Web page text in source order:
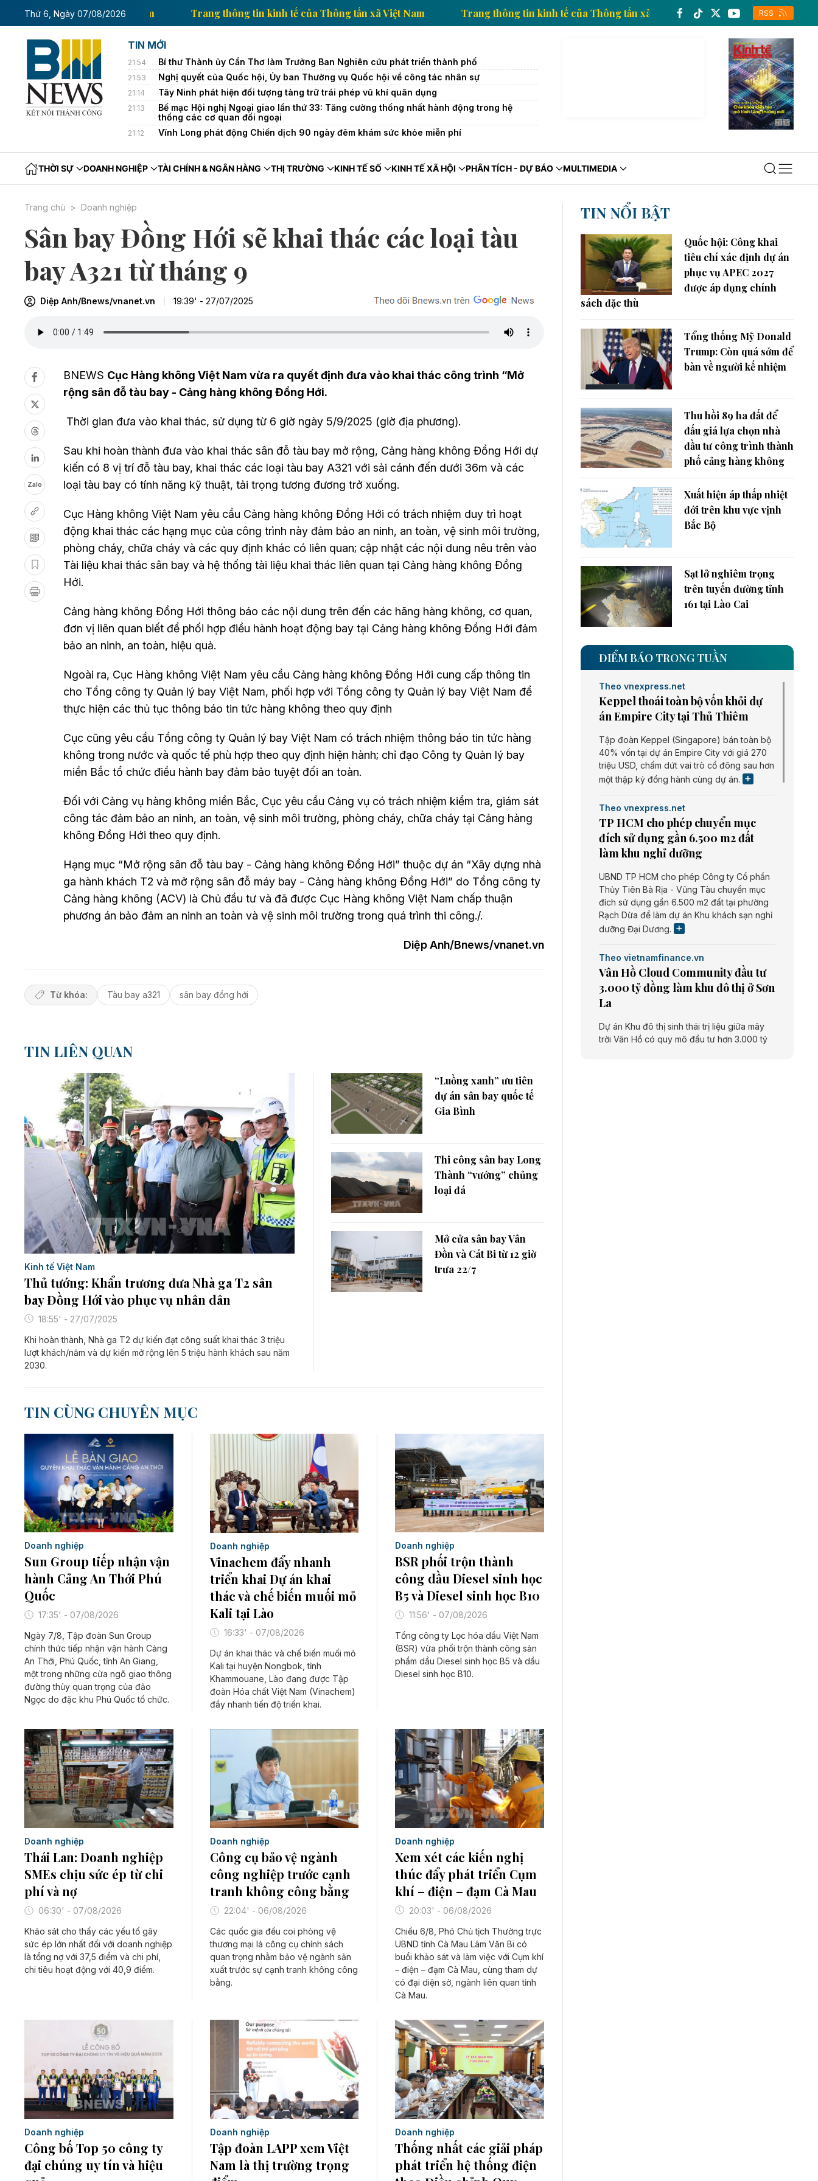
Thứ 6, Ngày 07/08/2026
tin kinh tế của Thông tấn xã Việt Nam Trang thông tin kinh tế của Thông tấn xã Việt Nam Trang thông tin kinh tế của Thông tấn xã Việt Nam Trang
RSS
TIN MỚI
21:54 Bí thư Thành ủy Cần Thơ làm Trưởng Ban Nghiên cứu phát triển thành phố
21:53 Nghị quyết của Quốc hội, Ủy ban Thường vụ Quốc hội về công tác nhân sự
21:14 Tây Ninh phát hiện đối tượng tàng trữ trái phép vũ khí quân dụng
21:13
Bế mạc Hội nghị Ngoại giao lần thứ 33: Tăng cường thống nhất hành động trong hệ
thống các cơ quan đối ngoại
21:12 Vĩnh Long phát động Chiến dịch 90 ngày đêm khám sức khỏe miễn phí
THỜI SỰ DOANH NGHIỆP TÀI CHÍNH & NGÂN HÀNG THỊ TRƯỜNG KINH TẾ SỐ KINH TẾ XÃ HỘI PHÂN TÍCH - DỰ BÁO MULTIMEDIA
Trang chủ Doanh nghiệp
Sân bay Đồng Hới sẽ khai thác các loại tàu
bay A321 từ tháng 9
Diệp Anh/Bnews/vnanet.vn 19:39' - 27/07/2025
Zalo
BNEWS Cục Hàng không Việt Nam vừa ra quyết định đưa vào khai thác công trình “Mở
rộng sân đỗ tàu bay - Cảng hàng không Đồng Hới.
Thời gian đưa vào khai thác, sử dụng từ 6 giờ ngày 5/9/2025 (giờ địa phương).
Sau khi hoàn thành đưa vào khai thác sân đỗ tàu bay mở rộng, Cảng hàng không Đồng Hới dự
kiến có 8 vị trí đỗ tàu bay, khai thác các loại tàu bay A321 với sải cánh đến dưới 36m và các
loại tàu bay có tính năng kỹ thuật, tải trọng tương đương trở xuống.
Cục Hàng không Việt Nam yêu cầu Cảng hàng không Đồng Hới có trách nhiệm duy trì hoạt
động khai thác các hạng mục của công trình này đảm bảo an ninh, an toàn, vệ sinh môi trường,
phòng cháy, chữa cháy và các quy định khác có liên quan; cập nhật các nội dung nêu trên vào
Tài liệu khai thác sân bay và hệ thống tài liệu khai thác liên quan tại Cảng hàng không Đồng
Hới.
Cảng hàng không Đồng Hới thông báo các nội dung trên đến các hãng hàng không, cơ quan,
đơn vị liên quan biết để phối hợp điều hành hoạt động bay tại Cảng hàng không Đồng Hới đảm
bảo an ninh, an toàn, hiệu quả.
Ngoài ra, Cục Hàng không Việt Nam yêu cầu Cảng hàng không Đồng Hới cung cấp thông tin
cho Tổng công ty Quản lý bay Việt Nam, phối hợp với Tổng công ty Quản lý bay Việt Nam để
thực hiện các thủ tục thông báo tin tức hàng không theo quy định
Cục cũng yêu cầu Tổng công ty Quản lý bay Việt Nam có trách nhiệm thông báo tin tức hàng
không trong nước và quốc tế phù hợp theo quy định hiện hành; chỉ đạo Công ty Quản lý bay
miền Bắc tổ chức điều hành bay đảm bảo tuyệt đối an toàn.
Đối với Cảng vụ hàng không miền Bắc, Cục yêu cầu Cảng vụ có trách nhiệm kiểm tra, giám sát
công tác đảm bảo an ninh, an toàn, vệ sinh môi trường, phòng cháy, chữa cháy tại Cảng hàng
không Đồng Hới theo quy định.
Hạng mục “Mở rộng sân đỗ tàu bay - Cảng hàng không Đồng Hới” thuộc dự án “Xây dựng nhà
ga hành khách T2 và mở rộng sân đỗ máy bay - Cảng hàng không Đồng Hới” do Tổng công ty
Cảng hàng không (ACV) là Chủ đầu tư và đã được Cục Hàng không Việt Nam chấp thuận
phương án bảo đảm an ninh an toàn và vệ sinh môi trường trong quá trình thi công./.
Diệp Anh/Bnews/vnanet.vn
Từ khóa: Tàu bay a321 sân bay đồng hới
TIN LIÊN QUAN
Kinh tế Việt Nam
Thủ tướng: Khẩn trương đưa Nhà ga T2 sân
bay Đồng Hới vào phục vụ nhân dân
18:55' - 27/07/2025
Khi hoàn thành, Nhà ga T2 dự kiến đạt công suất khai thác 3 triệu
lượt khách/năm và dự kiến mở rộng lên 5 triệu hành khách sau năm
2030.
“Luồng xanh” ưu tiên
dự án sân bay quốc tế
Gia Bình
Thi công sân bay Long
Thành “vướng” chủng
loại đá
Mở cửa sân bay Vân
Đồn và Cát Bi từ 12 giờ
trưa 22/7
TIN CÙNG CHUYÊN MỤC
Doanh nghiệp
Sun Group tiếp nhận vận
hành Cảng An Thới Phú
Quốc
17:35' - 07/08/2026
Ngày 7/8, Tập đoàn Sun Group
chính thức tiếp nhận vận hành Cảng
An Thới, Phú Quốc, tỉnh An Giang,
một trong những cửa ngõ giao thông
đường thủy quan trọng của đảo
Ngọc do đặc khu Phú Quốc tổ chức.
Doanh nghiệp
Vinachem đẩy nhanh
triển khai Dự án khai
thác và chế biến muối mỏ
Kali tại Lào
16:33' - 07/08/2026
Dự án khai thác và chế biến muối mỏ
Kali tại huyện Nongbok, tỉnh
Khammouane, Lào đang được Tập
đoàn Hóa chất Việt Nam (Vinachem)
đẩy nhanh tiến độ triển khai.
Doanh nghiệp
BSR phối trộn thành
công dầu Diesel sinh học
B5 và Diesel sinh học B10
11:56' - 07/08/2026
Tổng công ty Lọc hóa dầu Việt Nam
(BSR) vừa phối trộn thành công sản
phẩm dầu Diesel sinh học B5 và dầu
Diesel sinh học B10.
Doanh nghiệp
Thái Lan: Doanh nghiệp
SMEs chịu sức ép từ chi
phí và nợ
06:30' - 07/08/2026
Khảo sát cho thấy các yếu tố gây
sức ép lớn nhất đối với doanh nghiệp
là tổng nợ với 37,5 điểm và chi phí,
chi tiêu hoạt động với 40,9 điểm.
Doanh nghiệp
Công cụ bảo vệ ngành
công nghiệp trước cạnh
tranh không công bằng
22:04' - 06/08/2026
Các quốc gia đều coi phòng vệ
thương mại là công cụ chính sách
quan trọng nhằm bảo vệ ngành sản
xuất trước sự cạnh tranh không công
bằng.
Doanh nghiệp
Xem xét các kiến nghị
thúc đẩy phát triển Cụm
khí – điện – đạm Cà Mau
20:03' - 06/08/2026
Chiều 6/8, Phó Chủ tịch Thường trực
UBND tỉnh Cà Mau Lâm Văn Bi có
buổi khảo sát và làm việc với Cụm khí
– điện – đạm Cà Mau, cùng tham dự
có đại diện sở, ngành liên quan tỉnh
Cà Mau.
Doanh nghiệp
Công bố Top 50 công ty
đại chúng uy tín và hiệu
Doanh nghiệp
Tập đoàn LAPP xem Việt
Nam là thị trường trọng
Doanh nghiệp
Thống nhất các giải pháp
phát triển hệ thống điện
TIN NỔI BẬT
Quốc hội: Công khai
tiêu chí xác định dự án
phục vụ APEC 2027
được áp dụng chính
sách đặc thù
Tổng thống Mỹ Donald
Trump: Còn quá sớm để
bàn về người kế nhiệm
Thu hồi 89 ha đất để
đấu giá lựa chọn nhà
đầu tư công trình thành
phố cảng hàng không
Xuất hiện áp thấp nhiệt
đới trên khu vực vịnh
Bắc Bộ
Sạt lở nghiêm trọng
trên tuyến đường tỉnh
161 tại Lào Cai
ĐIỂM BÁO TRONG TUẦN
Theo vnexpress.net
Keppel thoái toàn bộ vốn khỏi dự
án Empire City tại Thủ Thiêm
Tập đoàn Keppel (Singapore) bán toàn bộ
40% vốn tại dự án Empire City với giá 270
triệu USD, chấm dứt vai trò cổ đông sau hơn
một thập kỷ đồng hành cùng dự án.
Theo vnexpress.net
TP HCM cho phép chuyển mục
đích sử dụng gần 6.500 m2 đất
làm khu nghỉ dưỡng
UBND TP HCM cho phép Công ty Cổ phần
Thủy Tiên Bà Rịa - Vũng Tàu chuyển mục
đích sử dụng gần 6.500 m2 đất tại phường
Rạch Dừa để làm dự án Khu khách sạn nghỉ
dưỡng Đại Dương.
Theo vietnamfinance.vn
Vân Hồ Cloud Community đầu tư
3.000 tỷ đồng làm khu đô thị ở Sơn
La
Dự án Khu đô thị sinh thái trị liệu giữa mây
trời Vân Hồ có quy mô đầu tư hơn 3.000 tỷ